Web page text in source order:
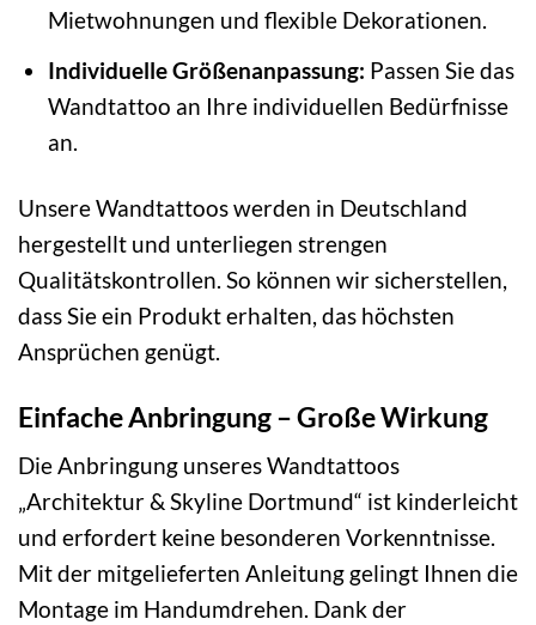
Mietwohnungen und flexible Dekorationen.
Individuelle Größenanpassung: Passen Sie das
Wandtattoo an Ihre individuellen Bedürfnisse
an.
Unsere Wandtattoos werden in Deutschland
hergestellt und unterliegen strengen
Qualitätskontrollen. So können wir sicherstellen,
dass Sie ein Produkt erhalten, das höchsten
Ansprüchen genügt.
Einfache Anbringung – Große Wirkung
Die Anbringung unseres Wandtattoos
„Architektur & Skyline Dortmund“ ist kinderleicht
und erfordert keine besonderen Vorkenntnisse.
Mit der mitgelieferten Anleitung gelingt Ihnen die
Montage im Handumdrehen. Dank der